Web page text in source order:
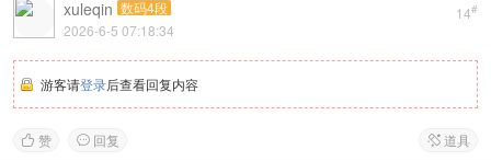
14#
xuleqin 数码4段
2026-6-5 07:18:34
游客请登录后查看回复内容
 赞  回复  道具